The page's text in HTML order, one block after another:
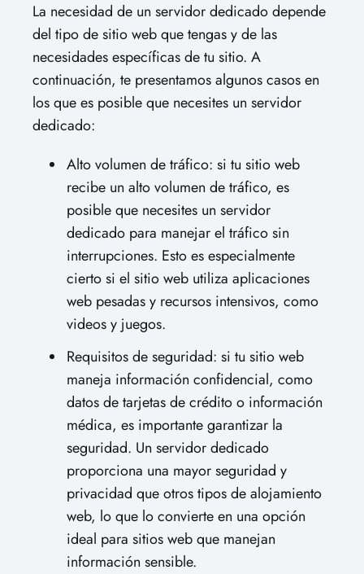
La necesidad de un servidor dedicado depende
del tipo de sitio web que tengas y de las
necesidades específicas de tu sitio. A
continuación, te presentamos algunos casos en
los que es posible que necesites un servidor
dedicado:
Alto volumen de tráfico: si tu sitio web
recibe un alto volumen de tráfico, es
posible que necesites un servidor
dedicado para manejar el tráfico sin
interrupciones. Esto es especialmente
cierto si el sitio web utiliza aplicaciones
web pesadas y recursos intensivos, como
videos y juegos.
Requisitos de seguridad: si tu sitio web
maneja información confidencial, como
datos de tarjetas de crédito o información
médica, es importante garantizar la
seguridad. Un servidor dedicado
proporciona una mayor seguridad y
privacidad que otros tipos de alojamiento
web, lo que lo convierte en una opción
ideal para sitios web que manejan
información sensible.